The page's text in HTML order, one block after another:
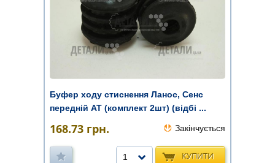
Буфер ходу стиснення Ланос, Сенс
передній AT (комплект 2шт) (відбі ...
168.73 грн. Закінчується
КУПИТИ
1